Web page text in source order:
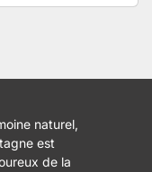
naturel,
est
de la